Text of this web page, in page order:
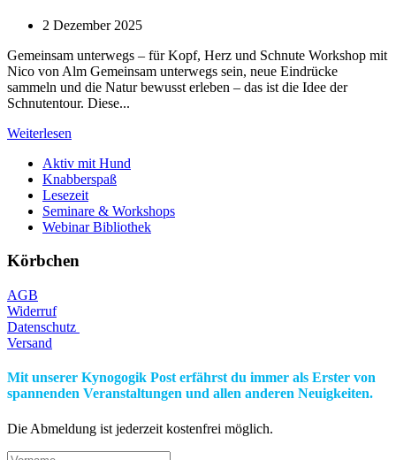
2 Dezember 2025
Gemeinsam unterwegs – für Kopf, Herz und Schnute Workshop mit
Nico von Alm Gemeinsam unterwegs sein, neue Eindrücke
sammeln und die Natur bewusst erleben – das ist die Idee der
Schnutentour. Diese...
Weiterlesen
Aktiv mit Hund
Knabberspaß
Lesezeit
Seminare & Workshops
Webinar Bibliothek
Körbchen
AGB
Widerruf
Datenschutz
Versand
Mit unserer Kynogogik Post erfährst du immer als Erster von
spannenden Veranstaltungen und allen anderen Neuigkeiten.
Die Abmeldung ist jederzeit kostenfrei möglich.